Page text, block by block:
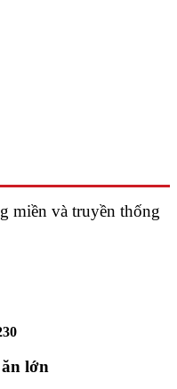
miền và truyền thống
lớn